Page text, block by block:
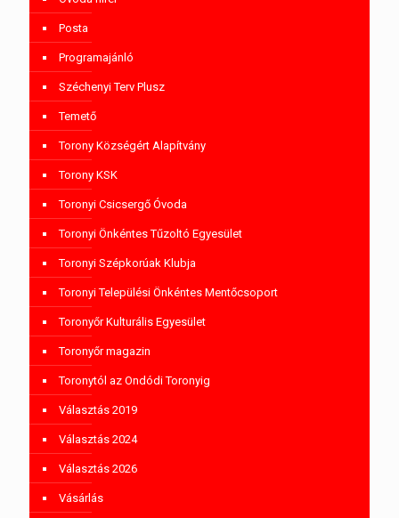
Posta
Programajánló
Széchenyi Terv Plusz
Temető
Torony Községért Alapítvány
Torony KSK
Toronyi Csicsergő Óvoda
Toronyi Önkéntes Tűzoltó Egyesület
Toronyi Szépkorúak Klubja
Toronyi Települési Önkéntes Mentőcsoport
Toronyőr Kulturális Egyesület
Toronyőr magazin
Toronytól az Ondódi Toronyig
Választás 2019
Választás 2024
Választás 2026
Vásárlás